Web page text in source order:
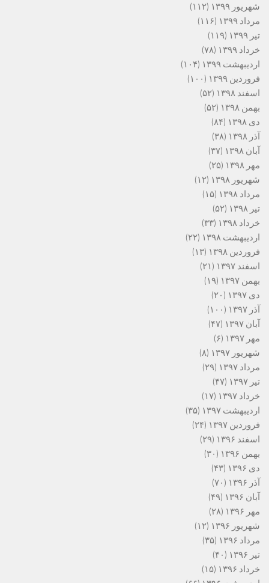
شهریور ۱۳۹۹
(۱۱۲)
مرداد ۱۳۹۹
(۱۱۶)
تیر ۱۳۹۹
(۱۱۹)
خرداد ۱۳۹۹
(۷۸)
اردیبهشت ۱۳۹۹
(۱۰۴)
فروردین ۱۳۹۹
(۱۰۰)
اسفند ۱۳۹۸
(۵۲)
بهمن ۱۳۹۸
(۵۲)
دی ۱۳۹۸
(۸۴)
آذر ۱۳۹۸
(۳۸)
آبان ۱۳۹۸
(۳۷)
مهر ۱۳۹۸
(۲۵)
شهریور ۱۳۹۸
(۱۲)
مرداد ۱۳۹۸
(۱۵)
تیر ۱۳۹۸
(۵۲)
خرداد ۱۳۹۸
(۳۳)
اردیبهشت ۱۳۹۸
(۲۲)
فروردین ۱۳۹۸
(۱۳)
اسفند ۱۳۹۷
(۲۱)
بهمن ۱۳۹۷
(۱۹)
دی ۱۳۹۷
(۲۰)
آذر ۱۳۹۷
(۱۰۰)
آبان ۱۳۹۷
(۴۷)
مهر ۱۳۹۷
(۶)
شهریور ۱۳۹۷
(۸)
مرداد ۱۳۹۷
(۲۹)
تیر ۱۳۹۷
(۴۷)
خرداد ۱۳۹۷
(۱۷)
اردیبهشت ۱۳۹۷
(۳۵)
فروردین ۱۳۹۷
(۲۴)
اسفند ۱۳۹۶
(۲۹)
بهمن ۱۳۹۶
(۳۰)
دی ۱۳۹۶
(۴۳)
آذر ۱۳۹۶
(۷۰)
آبان ۱۳۹۶
(۴۹)
مهر ۱۳۹۶
(۲۸)
شهریور ۱۳۹۶
(۱۲)
مرداد ۱۳۹۶
(۳۵)
تیر ۱۳۹۶
(۴۰)
خرداد ۱۳۹۶
(۱۵)